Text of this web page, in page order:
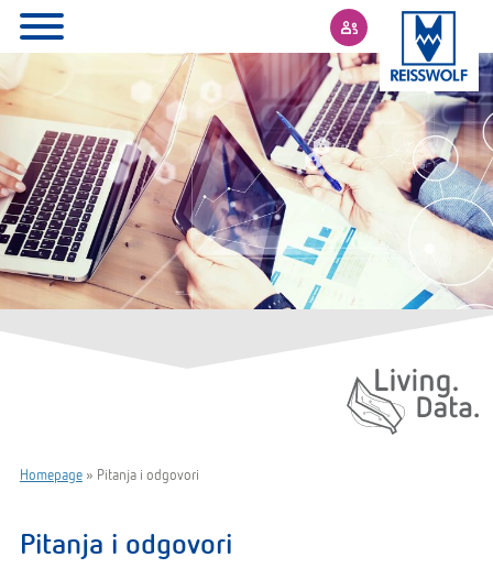
Homepage» Pitanja i odgovori
Pitanja i odgovori